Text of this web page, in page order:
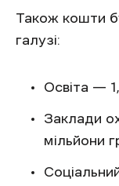
Також кошти
галузі:
Освіта —
Заклади
мільйони